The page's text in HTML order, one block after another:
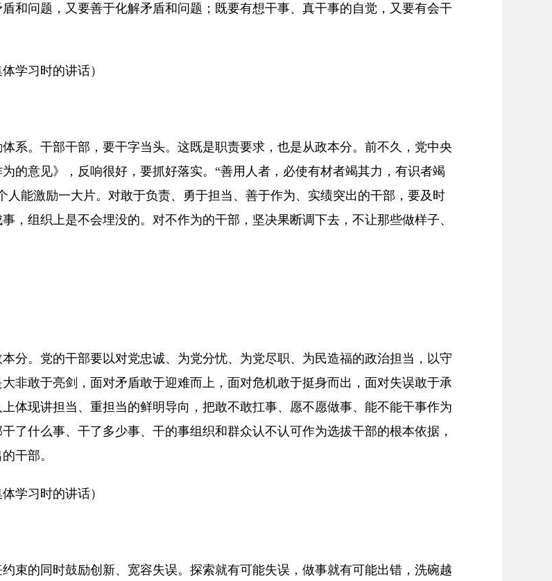
和问题，又要善于化解矛盾和问题；既要有想干事、真干事的自觉，又要有会干
学习时的讲话）
系。干部干部，要干字当头。这既是职责要求，也是从政本分。前不久，党中央
的意见》，反响很好，要抓好落实。“善用人者，必使有材者竭其力，有识者竭
能激励一大片。对敢于负责、勇于担当、善于作为、实绩突出的干部，要及时
，组织上是不会埋没的。对不作为的干部，坚决果断调下去，不让那些做样子、
分。党的干部要以对党忠诚、为党分忧、为党尽职、为民造福的政治担当，以守
非敢于亮剑，面对矛盾敢于迎难而上，面对危机敢于挺身而出，面对失误敢于承
体现讲担当、重担当的鲜明导向，把敢不敢扛事、愿不愿做事、能不能干事作为
了什么事、干了多少事、干的事组织和群众认不认可作为选拔干部的根本依据，
干部。
学习时的讲话）
束的同时鼓励创新、宽容失误。探索就有可能失误，做事就有可能出错，洗碗越